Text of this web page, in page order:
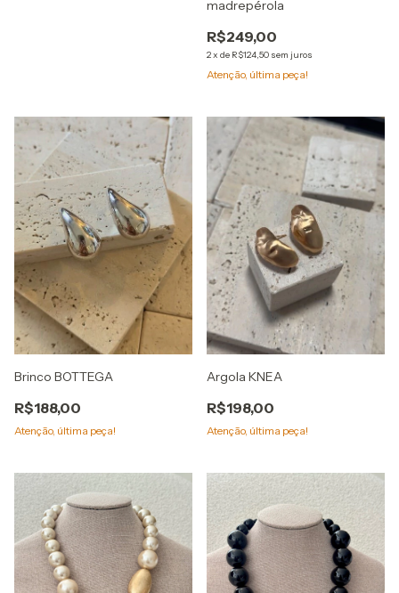
madrepérola
R$249,00
2x de R$124,50 sem juros
Atenção, última peça!
Brinco BOTTEGA
R$188,00
Atenção, última peça!
Argola KNEA
R$198,00
Atenção, última peça!